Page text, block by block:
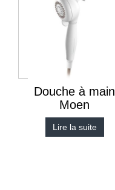
Douche à main
Moen
Lire la suite